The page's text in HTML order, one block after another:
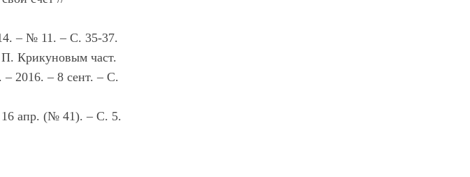
– № 11. – С. 35-37.
Крикуновым част.
2016. ‒ 8 сент. ‒ С.
16 апр. (№ 41). – С. 5.